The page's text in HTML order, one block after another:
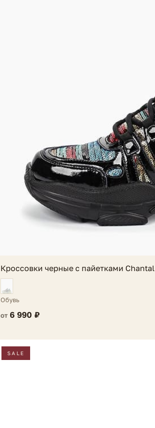
Кроссовки черные с пайетками Chantal
Обувь
от 6 990 ₽
SALE